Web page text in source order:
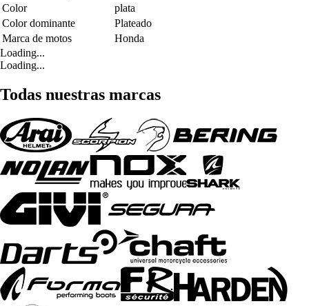
Color
plata
Color dominante
Plateado
Marca de motos
Honda
Loading...
Loading...
Todas nuestras marcas